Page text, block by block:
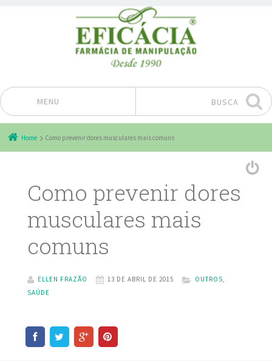
MENU
Pular para o conteúdo
BUSCA
Home Como prevenir dores musculares mais comuns
Como prevenir dores
musculares mais
comuns
ELLEN FRAZÃO 13 DE ABRIL DE 2015 OUTROS,
SAÚDE